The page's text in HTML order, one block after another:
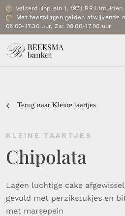
Velserduinplein 1, 1971 BR IJmuiden
Met feestdagen gelden afwijkende
08.00-17.30 uur, Za: 08.00-17.00 uur
Terug naar Kleine taartjes
KLEINE TAARTJES
Chipolata
Lagen luchtige cake
gevuld met perzikstukjes en
met marsepein